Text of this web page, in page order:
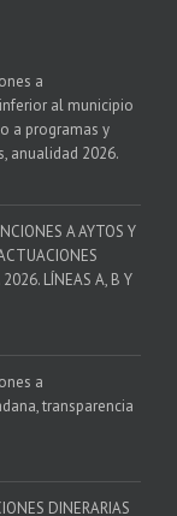
a
al municipio
a programas y
anualidad 2026.
A AYTOS Y
LÍNEAS A, B Y
a
transparencia
DINERARIAS